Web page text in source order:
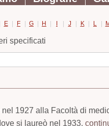
E | F | G | H | I | J | K | L |
specificati
1927 alla Facoltà di
si laureò nel 1933.